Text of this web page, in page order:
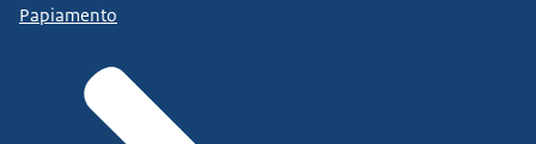
Papiamento